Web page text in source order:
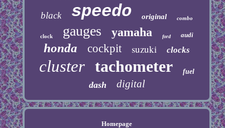
black speedo original combo
clock gauges yamaha ford audi
honda cockpit suzuki clocks
cluster tachometer fuel
dash digital
Homepage